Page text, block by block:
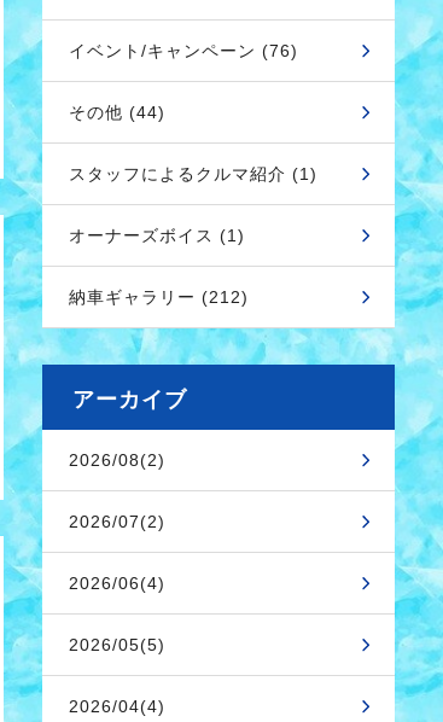
イベント/キャンペーン (76)
その他 (44)
スタッフによるクルマ紹介 (1)
オーナーズボイス (1)
納車ギャラリー (212)
アーカイブ
2026/08(2)
2026/07(2)
2026/06(4)
2026/05(5)
2026/04(4)